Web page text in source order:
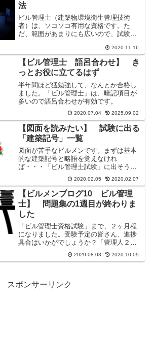
法
ビル管理士（建築物環境衛生管理技術
者）は、ソコソコ有用な資格です。た
だ、範囲があまりにも広いので、試験勉
かった、効率的な勉強法をお伝えした
い。点数的には、かなり余裕がありまし
たが、・・・この試験には、本当...
2020.11.16
【ビル管理士 語呂合わせ】 き
っとお役に立てるはず
半年間ほど猛勉強して、なんとか合格し
ました。「ビル管理士」は、暗記項目が
多いので語呂合わせが有効です。
2020.07.04 2025.09.02
【図面を読みたい】 試験に出る
「建築記号」一覧
図面が苦手なビルメンです。まずは基本
的な建築記号と略語を覚えなけれ
ば・・・「ビル管理士試験」に出そうな
建築記号と略語一覧2020.02.05 2020.02.07
【ビルメンブログ10 ビル管理
士】 問題集の1週目が終わりま
した
「ビル管理士資格試験」まで、２ヶ月程
になりました。受験予定の皆さん、進捗
具合はいかがでしょうか？「管理人２」
と同様にイマイチ進んでいないという方
も、いらっしゃるかもしれませんねやっ
2020.08.03 2020.10.09
スポンサーリンク